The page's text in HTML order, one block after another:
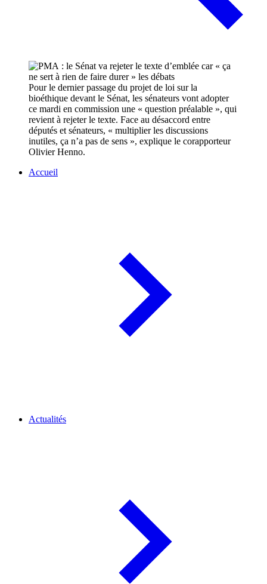
Pour le dernier passage du projet de loi sur la
bioéthique devant le Sénat, les sénateurs vont adopter
ce mardi en commission une « question préalable », qui
revient à rejeter le texte. Face au désaccord entre
députés et sénateurs, « multiplier les discussions
inutiles, ça n’a pas de sens », explique le corapporteur
Olivier Henno.
Accueil
Actualités